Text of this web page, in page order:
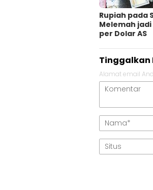
Rupiah pada
Melemah jadi
per Dolar AS
Tinggalkan
Alamat email